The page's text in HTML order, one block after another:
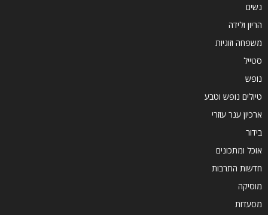
נשים
הריון ולידה
משפחה וזוגיות
סטייל
נופש
טיולים נופש וטבע
ארכיון ענר עוזרי
בידור
אוכל ומתכונים
חדשות התרבות
מוסיקה
מסעדות